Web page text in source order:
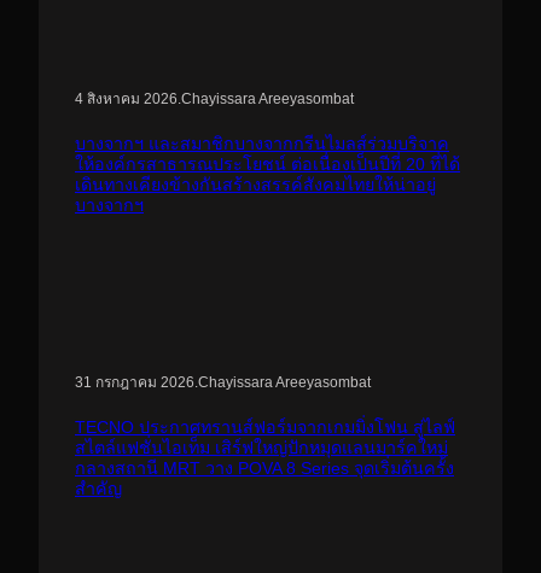
4 สิงหาคม 2026 Chayissara Areeyasombat
บางจากฯ และสมาชิกบางจากกรีนไมลส์ร่วมบริจาค
ให้องค์กรสาธารณประโยชน์ ต่อเนื่องเป็นปีที่ 20 ที่ได้
เดินทางเคียงข้างกันสร้างสรรค์สังคมไทยให้น่าอยู่
บางจากฯ
31 กรกฎาคม 2026 Chayissara Areeyasombat
TECNO ประกาศทรานส์ฟอร์มจากเกมมิ่งโฟน สู่ไลฟ์
สไตล์แฟชั่นไอเท็ม เสิร์ฟใหญ่ปักหมุดแลนมาร์คใหม่
กลางสถานี MRT วาง POVA 8 Series จุดเริ่มต้นครั้ง
สำคัญ